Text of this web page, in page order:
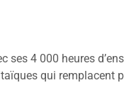
ses 4 000 heures
qui remplacent